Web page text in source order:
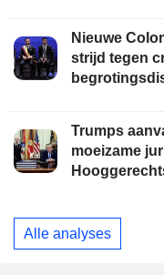
Nieuwe
strijd tegen
Trumps
moeizame
Alle analyses